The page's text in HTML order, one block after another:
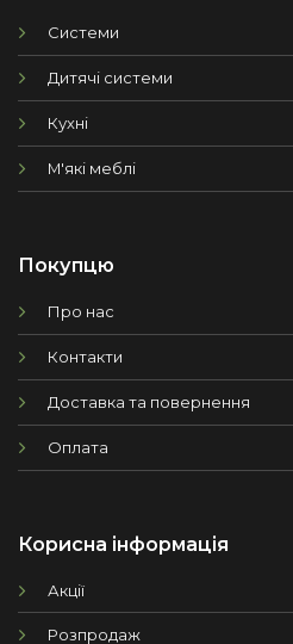
Системи
Дитячі системи
Кухні
М'які меблі
Покупцю
Про нас
Контакти
Доставка та повернення
Оплата
Корисна інформація
Акції
Розпродаж